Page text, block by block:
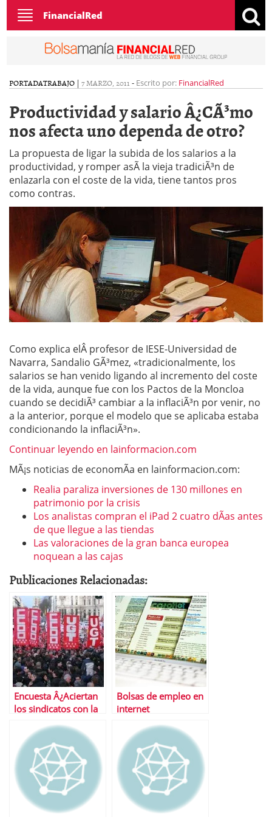
Toggle
navigation
FinancialRed
PORTADATRABAJO | 7 MARZO, 2011 - Escrito por: FinancialRed
Productividad y salario Â¿CÃ³mo
nos afecta uno dependa de otro?
La propuesta de ligar la subida de los salarios a la
productividad, y romper asÃ­ la vieja tradiciÃ³n de
enlazarla con el coste de la vida, tiene tantos pros
como contras.
Como explica elÂ profesor de IESE-Universidad de
Navarra, Sandalio GÃ³mez, «tradicionalmente, los
salarios se han venido ligando al incremento del coste
de la vida, aunque fue con los Pactos de la Moncloa
cuando se decidiÃ³ cambiar a la inflaciÃ³n por venir, no
a la anterior, porque el modelo que se aplicaba estaba
condicionando la inflaciÃ³n».
Continuar leyendo en lainformacion.com
MÃ¡s noticias de economÃ­a en lainformacion.com:
Realia paraliza inversiones de 130 millones en
patrimonio por la crisis
Los analistas compran el iPad 2 cuatro dÃ­as antes
de que llegue a las tiendas
Las valoraciones de la gran banca europea
noquean a las cajas
Publicaciones Relacionadas:
Encuesta Â¿Aciertan
los sindicatos con la
Bolsas de empleo en
internet